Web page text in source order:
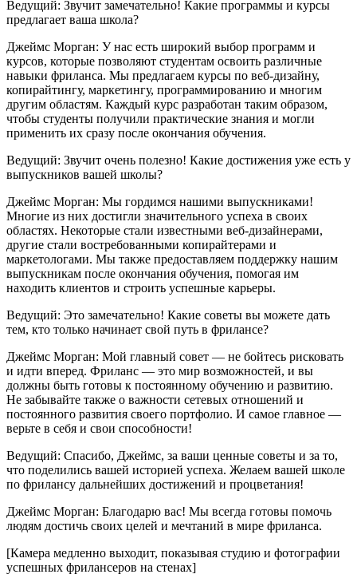
Ведущий: Звучит замечательно! Какие программы и курсы
предлагает ваша школа?
Джеймс Морган: У нас есть широкий выбор программ и
курсов, которые позволяют студентам освоить различные
навыки фриланса. Мы предлагаем курсы по веб-дизайну,
копирайтингу, маркетингу, программированию и многим
другим областям. Каждый курс разработан таким образом,
чтобы студенты получили практические знания и могли
применить их сразу после окончания обучения.
Ведущий: Звучит очень полезно! Какие достижения уже есть у
выпускников вашей школы?
Джеймс Морган: Мы гордимся нашими выпускниками!
Многие из них достигли значительного успеха в своих
областях. Некоторые стали известными веб-дизайнерами,
другие стали востребованными копирайтерами и
маркетологами. Мы также предоставляем поддержку нашим
выпускникам после окончания обучения, помогая им
находить клиентов и строить успешные карьеры.
Ведущий: Это замечательно! Какие советы вы можете дать
тем, кто только начинает свой путь в фрилансе?
Джеймс Морган: Мой главный совет — не бойтесь рисковать
и идти вперед. Фриланс — это мир возможностей, и вы
должны быть готовы к постоянному обучению и развитию.
Не забывайте также о важности сетевых отношений и
постоянного развития своего портфолио. И самое главное —
верьте в себя и свои способности!
Ведущий: Спасибо, Джеймс, за ваши ценные советы и за то,
что поделились вашей историей успеха. Желаем вашей школе
по фрилансу дальнейших достижений и процветания!
Джеймс Морган: Благодарю вас! Мы всегда готовы помочь
людям достичь своих целей и мечтаний в мире фриланса.
[Камера медленно выходит, показывая студию и фотографии
успешных фрилансеров на стенах]